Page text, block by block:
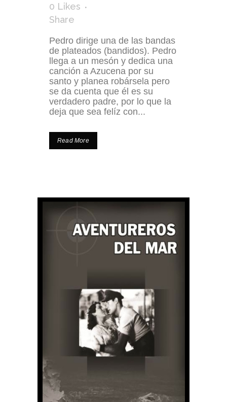
0 Likes
Share
Pedro dirige una de las bandas
de plateados (bandidos). Pedro
llega a un mesón y dedica una
canción a Azucena por su
santo y planea robársela pero
se da cuenta que él es su
verdadero padre, por lo que la
deja que sea felíz con...
Read More